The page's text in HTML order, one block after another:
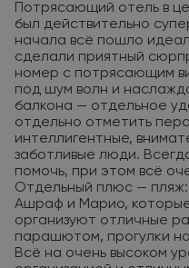
Потрясающий отель в
был действительно
начала всё пошло
сделали приятный
номер с потрясающим
под шум волн и
балкона — отдельное
отдельно отметить
интеллигентные,
заботливые люди.
помочь, при этом всё
Отдельный плюс —
Ашраф и Марио,
организуют отличные
парашютом, прогулки
Всё на очень высоком